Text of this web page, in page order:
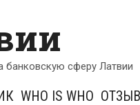
банковскую сферу Латвии
WHO IS WHO